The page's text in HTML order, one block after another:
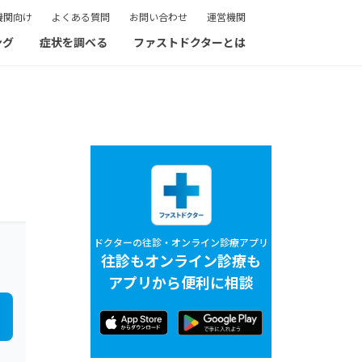
関向け よくある質問 お問い合わせ 運営機関
症状を調べる ファストドクターとは
ドクターの往診・オンライン診療アプリ
往診もオンライン診療も
アプリから便利に相談